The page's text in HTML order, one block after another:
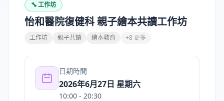
🔧工作坊
怡和醫院復健科 親子繪本共讀工作坊
工作坊 親子共讀 繪本教育 +8 更多
日期時間
2026年6月27日 星期六
10:00 - 20:30